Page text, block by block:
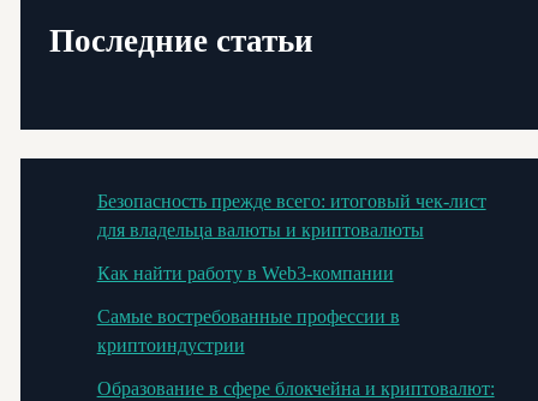
Последние статьи
Безопасность прежде всего: итоговый чек-лист
для владельца валюты и криптовалюты
Как найти работу в Web3-компании
Самые востребованные профессии в
криптоиндустрии
Образование в сфере блокчейна и криптовалют: